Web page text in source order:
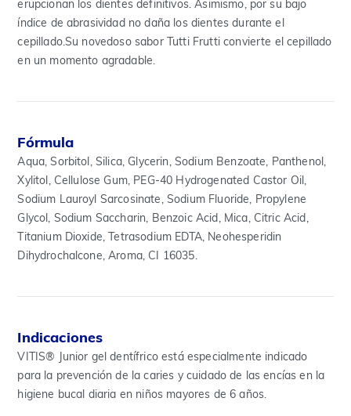
erupcionan los dientes definitivos. Asimismo, por su bajo
índice de abrasividad no daña los dientes durante el
cepillado.Su novedoso sabor Tutti Frutti convierte el cepillado
en un momento agradable.
Fórmula
Aqua, Sorbitol, Silica, Glycerin, Sodium Benzoate, Panthenol,
Xylitol, Cellulose Gum, PEG-40 Hydrogenated Castor Oil,
Sodium Lauroyl Sarcosinate, Sodium Fluoride, Propylene
Glycol, Sodium Saccharin, Benzoic Acid, Mica, Citric Acid,
Titanium Dioxide, Tetrasodium EDTA, Neohesperidin
Dihydrochalcone, Aroma, CI 16035.
Indicaciones
VITIS® Junior gel dentífrico está especialmente indicado
para la prevención de la caries y cuidado de las encías en la
higiene bucal diaria en niños mayores de 6 años.